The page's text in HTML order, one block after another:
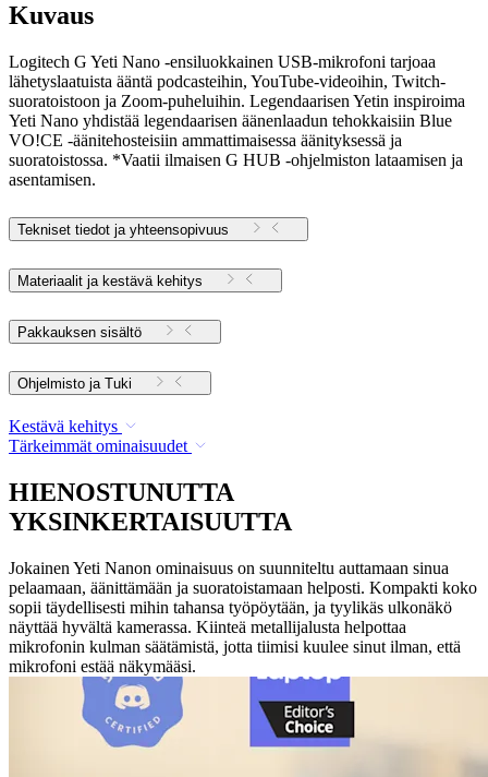
Kuvaus
Logitech G Yeti Nano -ensiluokkainen USB-mikrofoni tarjoaa
lähetyslaatuista ääntä podcasteihin, YouTube-videoihin, Twitch-
suoratoistoon ja Zoom-puheluihin. Legendaarisen Yetin inspiroima
Yeti Nano yhdistää legendaarisen äänenlaadun tehokkaisiin Blue
VO!CE -äänitehosteisiin ammattimaisessa äänityksessä ja
suoratoistossa. *Vaatii ilmaisen G HUB -ohjelmiston lataamisen ja
asentamisen.
Tekniset tiedot ja yhteensopivuus
Materiaalit ja kestävä kehitys
Pakkauksen sisältö
Ohjelmisto ja Tuki
Kestävä kehitys
Tärkeimmät ominaisuudet
HIENOSTUNUTTA
YKSINKERTAISUUTTA
Jokainen Yeti Nanon ominaisuus on suunniteltu auttamaan sinua
pelaamaan, äänittämään ja suoratoistamaan helposti. Kompakti koko
sopii täydellisesti mihin tahansa työpöytään, ja tyylikäs ulkonäkö
näyttää hyvältä kamerassa. Kiinteä metallijalusta helpottaa
mikrofonin kulman säätämistä, jotta tiimisi kuulee sinut ilman, että
mikrofoni estää näkymääsi.